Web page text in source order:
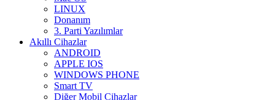
LINUX
Donanım
3. Parti Yazılımlar
Akıllı Cihazlar
ANDROID
APPLE IOS
WINDOWS PHONE
Smart TV
Diğer Mobil Cihazlar